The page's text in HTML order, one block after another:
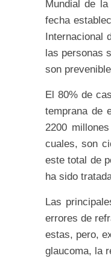
Mundial de
fecha
Internacional
las personas
son
El 80% de
temprana de
2200
cuales, son
este total de
ha sido
Las
errores de
estas, pero,
glaucoma, la